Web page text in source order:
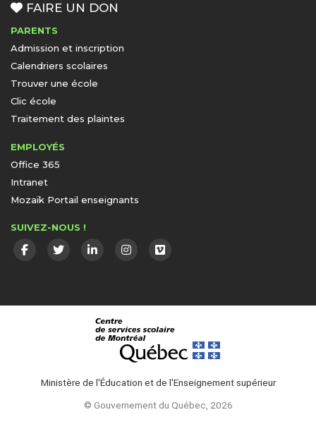
FAIRE UN DON
PARENTS
Admission et inscription
Calendriers scolaires
Trouver une école
Clic école
Traitement des plaintes
EMPLOYÉS
Office 365
Intranet
Mozaïk Portail enseignants
SUIVEZ-NOUS !
Ministère de l'Éducation et de l'Enseignement supérieur
© Gouvernement du Québec, 2026